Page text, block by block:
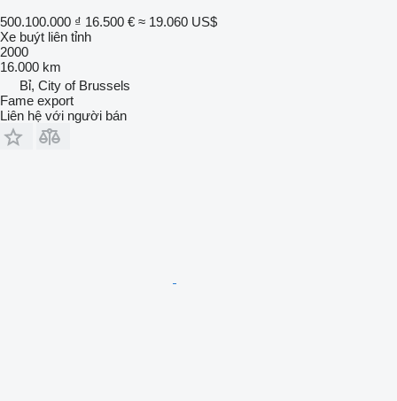
500.100.000 ₫ 16.500 € ≈ 19.060 US$
Xe buýt liên tỉnh
2000
16.000 km
Bỉ, City of Brussels
Fame export
Liên hệ với người bán